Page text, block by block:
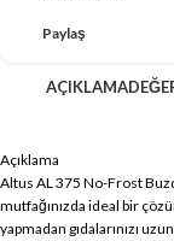
Paylaş
AÇIKLAMA
Açıklama
Altus AL 375 No-Frost
mutfağınızda ideal bir
yapmadan gıdalarınızı